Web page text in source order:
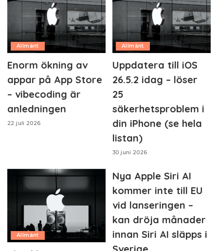
Allmänt
Enorm ökning av
appar på App Store
– vibecoding är
anledningen
22 juli 2026
Allmänt
Uppdatera till iOS
26.5.2 idag – löser
25
säkerhetsproblem i
din iPhone (se hela
listan)
30 juni 2026
Allmänt
Nya Apple Siri AI
kommer inte till EU
vid lanseringen –
kan dröja månader
innan Siri AI släpps i